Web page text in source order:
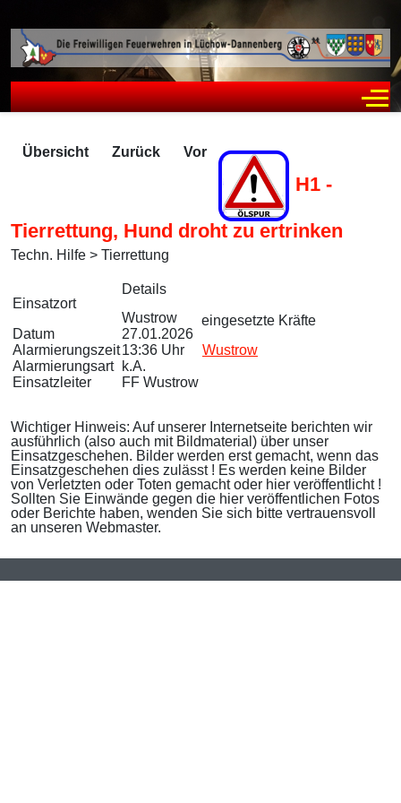
Übersicht Zurück Vor
H1 -
Tierrettung, Hund droht zu ertrinken
Techn. Hilfe > Tierrettung
Einsatzort
Details
Wustrow
Datum
27.01.2026
Alarmierungszeit13:36 Uhr
Alarmierungsart
k.A.
Einsatzleiter
FF Wustrow
eingesetzte Kräfte
Wustrow
Wichtiger Hinweis: Auf unserer Internetseite berichten wir
ausführlich (also auch mit Bildmaterial) über unser
Einsatzgeschehen. Bilder werden erst gemacht, wenn das
Einsatzgeschehen dies zulässt ! Es werden keine Bilder
von Verletzten oder Toten gemacht oder hier veröffentlicht !
Sollten Sie Einwände gegen die hier veröffentlichen Fotos
oder Berichte haben, wenden Sie sich bitte vertrauensvoll
an unseren Webmaster.